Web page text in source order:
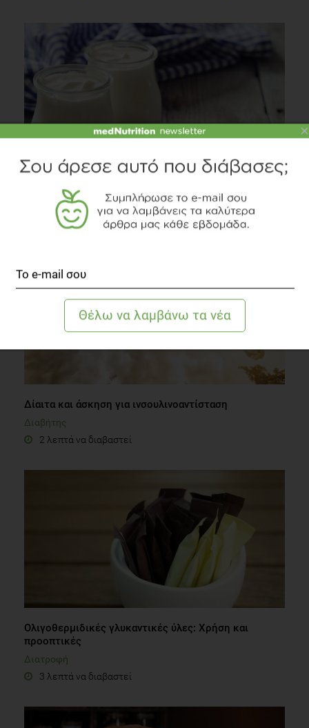
Διατροφή
5 λεπτά να διαβαστεί
Δίαιτα και άσκηση για ινσουλινοαντίσταση
Διαβήτης
2 λεπτά να διαβαστεί
Oλιγοθερμιδικές γλυκαντικές ύλες: Χρήση και
προοπτικές
Διατροφή
3 λεπτά να διαβαστεί
×